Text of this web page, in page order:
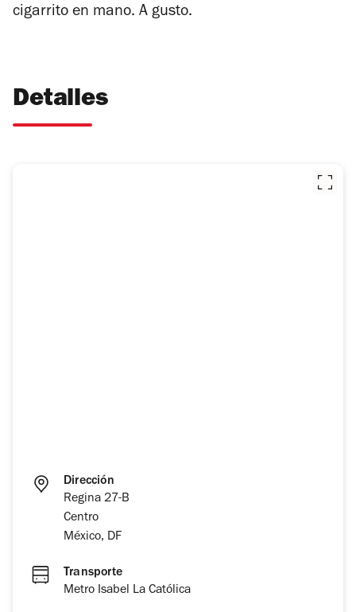
cigarrito en mano. A gusto.
Detalles
Dirección
Regina 27-B
Centro
México, DF
Transporte
Metro Isabel La Católica